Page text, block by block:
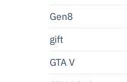
Gen8
gift
GTA V